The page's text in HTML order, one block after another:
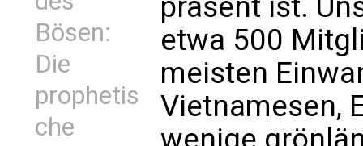
Bösen:
Die
prophetis
che
etwa 500
meisten
Vietnamesen,